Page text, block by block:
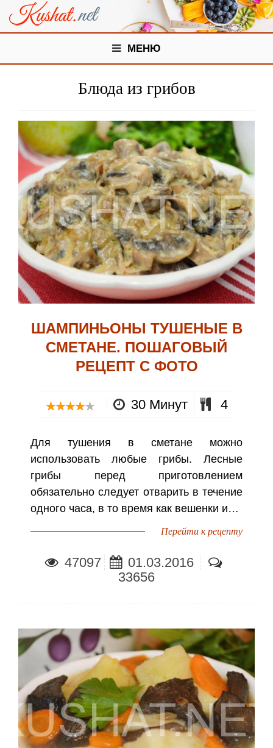
МЕНЮ
Блюда из грибов
ШАМПИНЬОНЫ ТУШЕНЫЕ В
СМЕТАНЕ. ПОШАГОВЫЙ
РЕЦЕПТ С ФОТО
30 Минут 4
Для тушения в сметане можно
использовать любые грибы. Лесные
грибы перед приготовлением
обязательно следует отварить в течение
одного часа, в то время как вешенки и…
Перейти к рецепту
47097
01.03.2016
33656